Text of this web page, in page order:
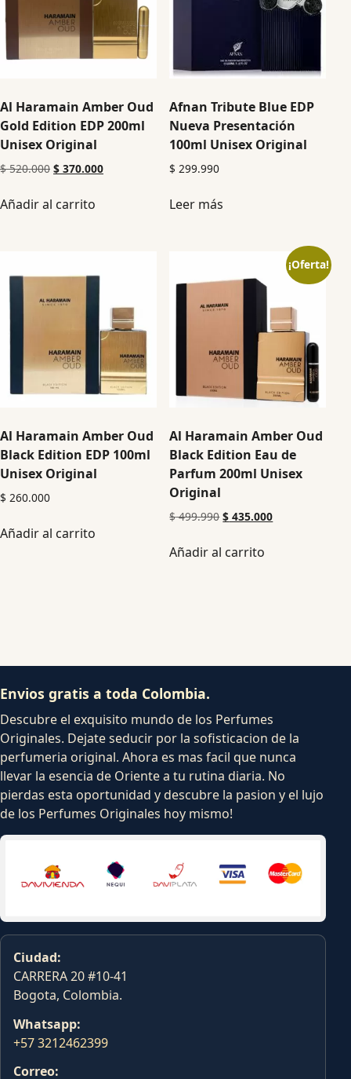
Al Haramain Amber Oud
Gold Edition EDP 200ml
Unisex Original
$520.000 $ 370.000
Añadir al carrito
Afnan Tribute Blue EDP
Nueva Presentación
100ml Unisex Original
$ 299.990
Leer más
Al Haramain Amber Oud
Black Edition EDP 100ml
Unisex Original
$ 260.000
Añadir al carrito
¡Oferta!
Al Haramain Amber Oud
Black Edition Eau de
Parfum 200ml Unisex
Original
$499.990 $ 435.000
Añadir al carrito
Envios gratis a toda Colombia.
Descubre el exquisito mundo de los Perfumes
Originales. Dejate seducir por la sofisticacion de la
perfumeria original. Ahora es mas facil que nunca
llevar la esencia de Oriente a tu rutina diaria. No
pierdas esta oportunidad y descubre la pasion y el lujo
de los Perfumes Originales hoy mismo!
Ciudad:
CARRERA 20 #10-41
Bogota, Colombia.
Whatsapp:
+57 3212462399
Correo: